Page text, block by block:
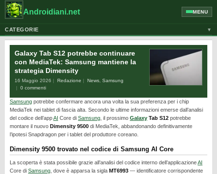
Androidiani.net MENU
CATEGORIE ▼
CELLULARI
GOOGLE
GUIDE
HONOR
HUAWEI
MOTOROLA
NEWS
ONEPLUS
Galaxy Tab S12 potrebbe continuare
con MediaTek: Samsung mantiene la
strategia Dimensity
16 Maggio 2026 Redazione News Samsung
0 commenti
Samsung potrebbe confermare ancora una volta la sua preferenza per i chip
MediaTek nei tablet di fascia alta. Secondo le ultime informazioni emerse dall’analisi
del codice dell’appAI Core di Samsung , il prossimo Galaxy Tab S12 potrebbe
montare il nuovo Dimensity 9500 di MediaTek, abbandonando definitivamente
l’ipotesi Snapdragon per i tablet del produttore coreano.
Dimensity 9500 trovato nel codice di Samsung AI Core
La scoperta è stata possibile grazie all’analisi del codice interno dell’applicazioneAI
Core di Samsung , dove è apparsa la sigla MT6993 — identificatore corrispondente